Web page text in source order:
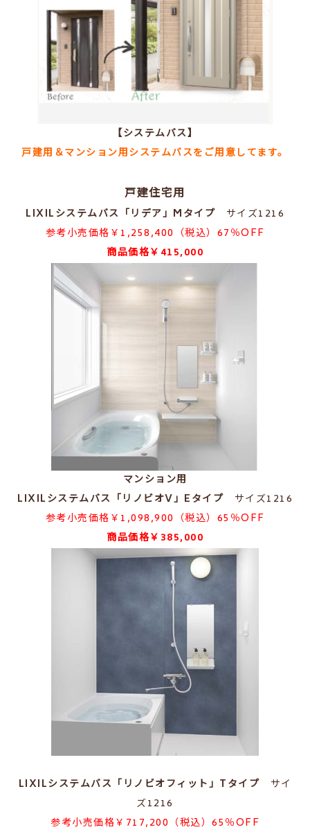
【システムバス】
戸建用＆マンション用システムバスをご用意してます。
戸建住宅用
LIXILシステムバス「リデア」Mタイプ サイズ1216
参考小売価格￥1,258,400（税込）67％OFF
商品価格￥415,000
マンション用
LIXILシステムバス「リノビオV」Eタイプ サイズ1216
参考小売価格￥1,098,900（税込）65％OFF
商品価格￥385,000
LIXILシステムバス「リノビオフィット」Tタイプ サイ
ズ1216
参考小売価格￥717,200（税込）65％OFF